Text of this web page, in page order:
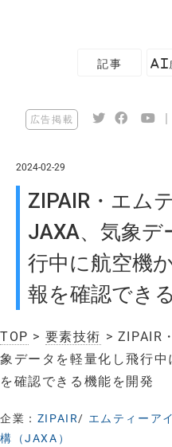
記事 AI
広告掲載
2024-02-29
ZIPAIR・エム
JAXA、気象デ
行中に航空機
報を確認でき
TOP > 要素技術 > ZIPAIR
象データを軽量化し飛行
を確認できる機能を開発
企業： ZIPAIR/ エムティーア
構（JAXA）